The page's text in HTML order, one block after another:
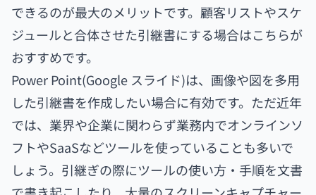
できるのが最大のメリットです。顧客リストやスケ
ジュールと合体させた引継書にする場合はこちらが
おすすめです。
Power Point(Google スライド)は、画像や図を多用
した引継書を作成したい場合に有効です。ただ近年
では、業界や企業に関わらず業務内でオンラインソ
フトやSaaSなどツールを使っていることも多いで
しょう。引継ぎの際にツールの使い方・手順を文書